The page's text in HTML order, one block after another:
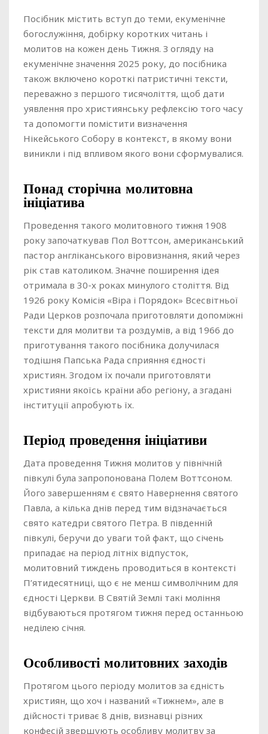
Посібник містить вступ до теми, екуменічне
богослужіння, добірку коротких читань і
молитов на кожен день Тижня. З огляду на
екуменічне значення 2025 року, до посібника
також включено короткі патристичні тексти,
переважно з першого тисячоліття, щоб дати
уявлення про християнську рефлексію того часу
та допомогти помістити визначення
Нікейського Собору в контекст, в якому вони
виникли і під впливом якого вони сформувалися.
Понад сторічна молитовна
ініціатива
Проведення такого молитовного тижня 1908
року започаткував Пол Воттсон, американський
пастор англіканського віровизнання, який через
рік став католиком. Значне поширення ідея
отримала в 30-х роках минулого століття. Від
1926 року Комісія «Віра і Порядок» Всесвітньої
Ради Церков розпочала приготовляти допоміжні
тексти для молитви та роздумів, а від 1966 до
приготування такого посібника долучилася
тодішня Папська Рада сприяння єдності
християн. Згодом їх почали приготовляти
християни якоїсь країни або регіону, а згадані
інституції апробують їх.
Період проведення ініціативи
Дата проведення Тижня молитов у північній
півкулі була запропонована Полем Воттсоном.
Його завершенням є свято Навернення святого
Павла, а кілька днів перед тим відзначається
свято катедри святого Петра. В південній
півкулі, беручи до уваги той факт, що січень
припадає на період літніх відпусток,
молитовний тиждень проводиться в контексті
П’ятидесятниці, що є не менш символічним для
єдності Церкви. В Святій Землі такі моління
відбуваються протягом тижня перед останньою
неділею січня.
Особливості молитовних заходів
Протягом цього періоду молитов за єдність
християн, що хоч і названий «Тижнем», але в
дійсності триває 8 днів, визнавці різних
конфесій звершують особливу молитву за